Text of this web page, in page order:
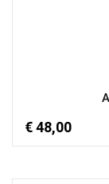
€ 48,00